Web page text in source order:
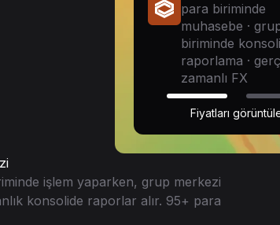
para biriminde
muhasebe ·
biriminde
raporlama ·
zamanlı FX
Fiyatları
işlem yaparken, grup merkezi
konsolide raporlar alır. 95+ para